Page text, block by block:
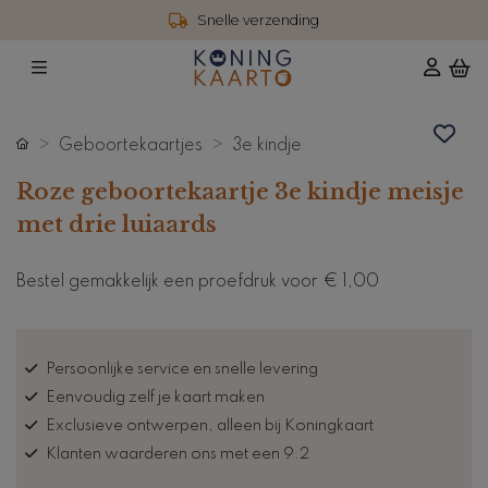
Snelle verzending
Geboortekaartjes 3e kindje
Roze geboortekaartje 3e kindje meisje
met drie luiaards
Bestel gemakkelijk een proefdruk voor € 1,00
Persoonlijke service en snelle levering
Eenvoudig zelf je kaart maken
Exclusieve ontwerpen, alleen bij Koningkaart
Klanten waarderen ons met een 9.2